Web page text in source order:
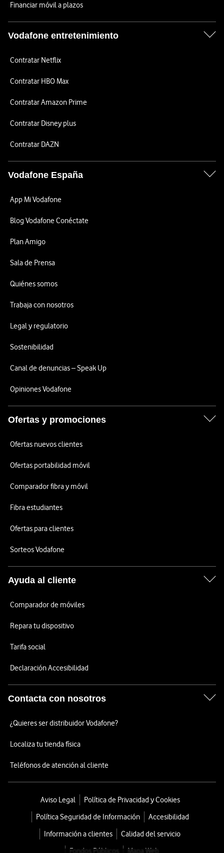
Financiar móvil a plazos
Vodafone entretenimiento
Contratar Netflix
Contratar HBO Max
Contratar Amazon Prime
Contratar Disney plus
Contratar DAZN
Vodafone España
App Mi Vodafone
Blog Vodafone Conéctate
Plan Amigo
Sala de Prensa
Quiénes somos
Trabaja con nosotros
Legal y regulatorio
Sostenibilidad
Canal de denuncias – Speak Up
Opiniones Vodafone
Ofertas y promociones
Ofertas nuevos clientes
Ofertas portabilidad móvil
Comparador fibra y móvil
Fibra estudiantes
Ofertas para clientes
Sorteos Vodafone
Ayuda al cliente
Comparador de móviles
Repara tu dispositivo
Tarifa social
Declaración Accesibilidad
Contacta con nosotros
¿Quieres ser distribuidor Vodafone?
Localiza tu tienda física
Teléfonos de atención al cliente
Aviso Legal
Política de Privacidad y Cookies
Política Seguridad de Información
Accesibilidad
Información a clientes
Calidad del servicio
Fondos Públicos
Mapa Web